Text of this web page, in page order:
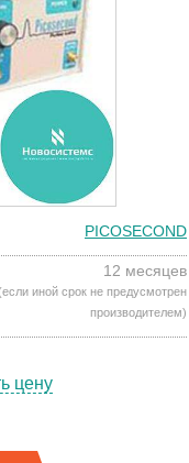
PICOSECOND
12 месяцев
иной срок не предусмотрен
производителем)
цену